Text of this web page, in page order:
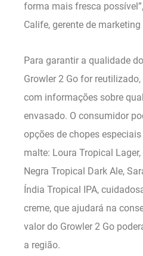
forma mais fresca
Calife, gerente de marketing
Para garantir a qualidade
Growler 2 Go for
com informações sobre
envasado. O consumidor
opções de chopes
malte: Loura Tropical
Negra Tropical Dark Ale,
Índia Tropical IPA,
creme, que ajudará na
valor do Growler 2 Go
a região.